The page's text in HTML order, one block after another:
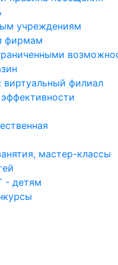
учреждениям
фирмам
виртуальный филиал
мастер-классы
- детям